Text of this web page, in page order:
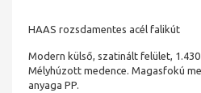
HAAS rozsdamentes acél falikút
Modern külső, szatinált felület,
Mélyhúzott medence. Magasfokú
anyaga PP.